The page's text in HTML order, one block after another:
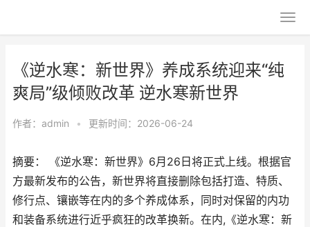
《逆水寒：新世界》养成系统迎来“纯
爽局”级倾败改革 逆水寒新世界
作者： admin • 更新时间：2026-06-24
摘要： 《逆水寒：新世界》6月26日将正式上线。根据官
方最新发布的公告，新世界将直接删除包括打造、特质、
修行点、镶嵌等在内的多个养成体系，同时对保留的内功
和装备系统进行近乎疯狂的改革换新。在内,《逆水寒：新